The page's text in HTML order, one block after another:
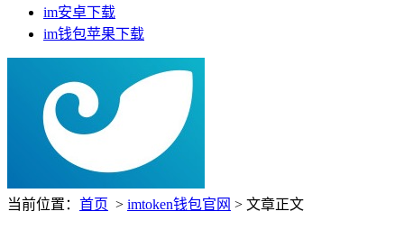
im安卓下载
im钱包苹果下载
当前位置： 首页 > imtoken钱包官网 > 文章正文